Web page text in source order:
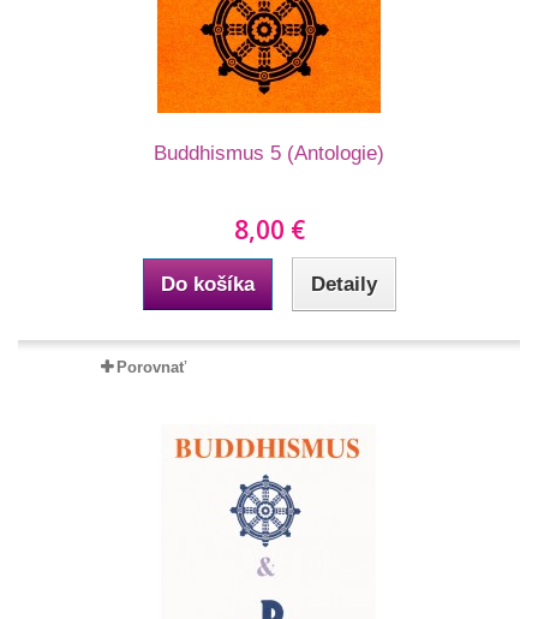
Buddhismus 5 (Antologie)
8,00 €
Do košíka Detaily
Porovnať